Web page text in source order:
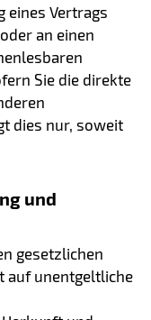
eines Vertrags
an einen
Sie die direkte
dies nur, soweit
und
gesetzlichen
auf unentgeltliche